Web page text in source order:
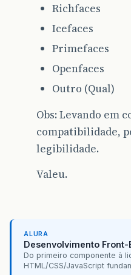
Richfaces
Icefaces
Primefaces
Openfaces
Outro (Qual)
Obs: Levando em
compatibilidade,
legibilidade.
Valeu.
ALURA
Desenvolvimento Front-
Do primeiro componente à
HTML/CSS/JavaScript